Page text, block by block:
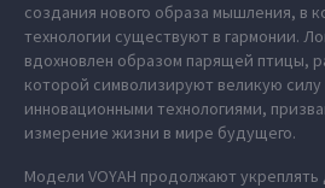
создания нового образа мышления, в
технологии существуют в гармонии.
вдохновлен образом парящей птицы,
которой символизируют великую
инновационными технологиями,
измерение жизни в мире будущего.
Модели VOYAH продолжают